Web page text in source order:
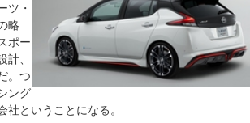
ツ・
略
ポー
計、
。つ
ング
社ということになる。